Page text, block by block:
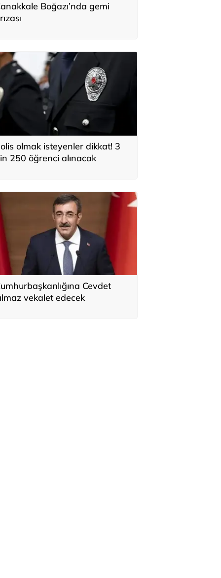
Boğazı’nda gemi
olmak isteyenler dikkat! 3
250 öğrenci alınacak
Cevdet
vekalet edecek